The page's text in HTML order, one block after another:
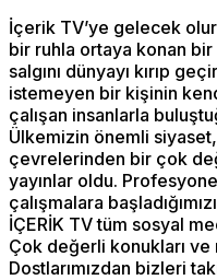
İçerik TV’ye gelecek
bir ruhla ortaya konan
salgını dünyayı kırıp
istemeyen bir kişinin
çalışan insanlarla
Ülkemizin önemli
çevrelerinden bir çok
yayınlar oldu.
çalışmalara
İÇERİK TV tüm sosyal
Çok değerli konukları
Dostlarımızdan bizleri